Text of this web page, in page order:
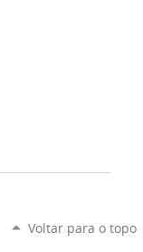
Voltar para o topo